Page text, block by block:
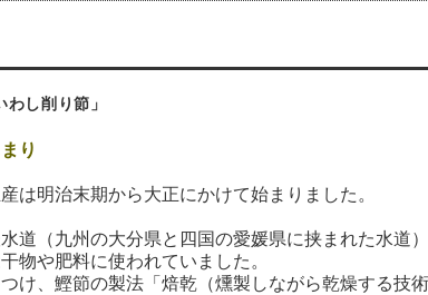
わし削り節」
り
は明治末期から大正にかけて始まりました。
道（九州の大分県と四国の愛媛県に挟まれた水道
物や肥料に使われていました。
け、鰹節の製法「焙乾（燻製しながら乾燥する技